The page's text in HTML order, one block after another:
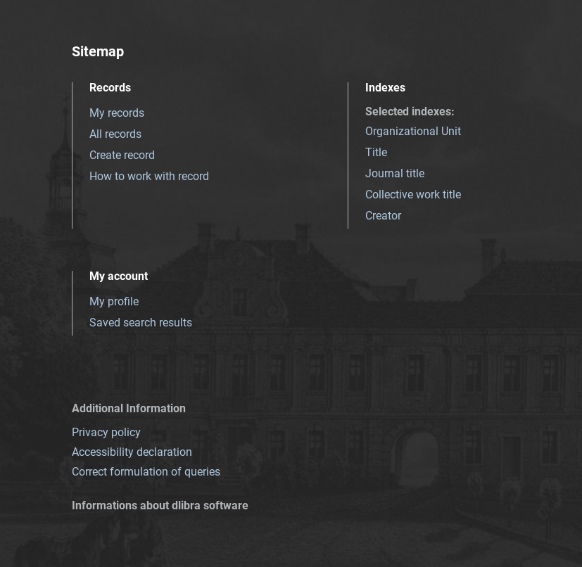
Sitemap
Records
My records
All records
Create record
How to work with record
Indexes
Selected indexes:
Organizational Unit
Title
Journal title
Collective work title
Creator
My account
My profile
Saved search results
Additional Information
Privacy policy
Accessibility declaration
Correct formulation of queries
Informations about dlibra software